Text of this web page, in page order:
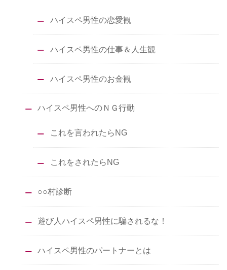
ハイスペ男性の恋愛観
ハイスペ男性の仕事＆人生観
ハイスペ男性のお金観
ハイスペ男性へのＮＧ行動
これを言われたらNG
これをされたらNG
○○村診断
遊び人ハイスペ男性に騙されるな！
ハイスペ男性のパートナーとは